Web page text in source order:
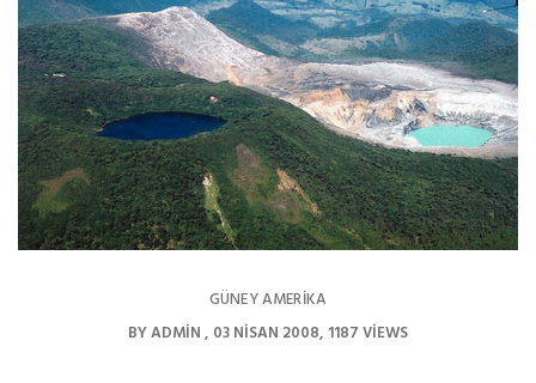
GÜNEY AMERIKA
BYADMIN 03 NISAN 2008 1187 VIEWS